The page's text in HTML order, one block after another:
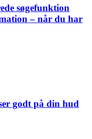
søgefunktion
– når du har
godt på din hud